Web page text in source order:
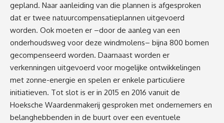
gepland. Naar aanleiding van die plannen is afgesproken
dat er twee natuurcompensatieplannen uitgevoerd
worden. Ook moeten er –door de aanleg van een
onderhoudsweg voor deze windmolens– bijna 800 bomen
gecompenseerd worden. Daarnaast worden er
verkenningen uitgevoerd voor mogelijke ontwikkelingen
met zonne-energie en spelen er enkele particuliere
initiatieven. Tot slot is er in 2015 en 2016 vanuit de
Hoeksche Waardenmakerij gesproken met ondernemers en
belanghebbenden in de buurt over een eventuele